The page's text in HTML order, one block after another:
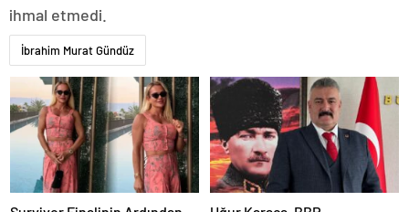
ihmal etmedi.
İbrahim Murat Gündüz